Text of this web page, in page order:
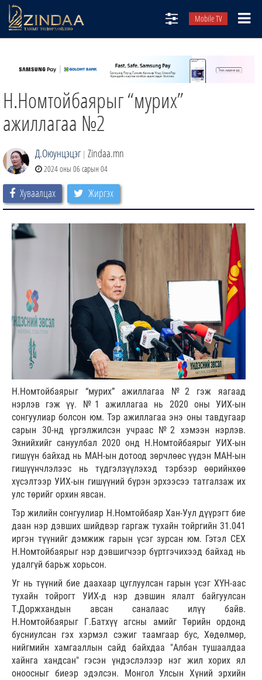
Mobile TV
ТВ8
ӨГЛӨӨНИЙ СОНИН
Н.Номтойбаярыг “мурих”
ажиллагаа №2
Д.Оюунцэцэг | Zindaa.mn
2024 оны 06 сарын 04
Хуваалцах Жиргэх
Н.Номтойбаярыг “мурих” ажиллагаа №2 гэж яагаад
нэрлэв гэж үү. №1 ажиллагаа нь 2020 оны УИХ-ын
сонгуулиар болсон юм. Тэр ажиллагаа энэ оны тавдугаар
сарын 30-нд үргэлжилсэн учраас №2 хэмээн нэрлэв.
Эхнийхийг сануулбал 2020 онд Н.Номтойбаярыг УИХ-ын
гишүүн байхад нь МАН-ын дотоод зөрчлөөс үүдэн МАН-ын
гишүүнчлэлээс нь түдгэлзүүлэхэд тэрбээр өөрийнхөө
хүсэлтээр УИХ-ын гишүүний бүрэн эрхээсээ татгалзаж их
улс төрийг орхин явсан.
Тэр жилийн сонгуулиар Н.Номтойбаяр Хан-Уул дүүрэгт бие
даан нэр дэвших шийдвэр гаргаж тухайн тойргийн 31.041
иргэн түүнийг дэмжиж гарын үсэг зурсан юм. Гэтэл СЕХ
Н.Номтойбаярыг нэр дэвшигчээр бүртгэчихээд байхад нь
удалгүй барьж хорьсон.
Уг нь түүний бие даахаар цуглуулсан гарын үсэг ХҮН-аас
тухайн тойрогт УИХ-д нэр дэвшин ялалт байгуулсан
Т.Доржхандын авсан саналаас илүү байв.
Н.Номтойбаярыг Г.Батхүү агсны амийг Төрийн ордонд
бусниулсан гэх хэрмэл сэжиг таамгаар бус, Хөдөлмөр,
нийгмийн хамгааллын сайд байхдаа "Албан тушаалдаа
хайнга хандсан" гэсэн үндэслэлээр нэг жил хорих ял
оноосныг биеэр эдэлсэн. Монгол Улсын Хүний эрхийн